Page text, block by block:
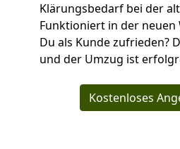
Klärungsbedarf bei der
Funktioniert in der neuen
Du als Kunde zufrieden?
und der Umzug ist
Kostenloses